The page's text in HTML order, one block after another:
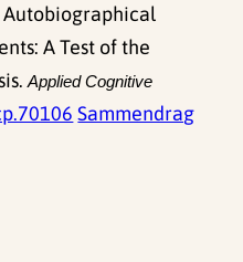
Autobiographical
A Test of the
Applied Cognitive
Sammendrag